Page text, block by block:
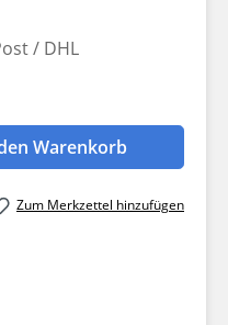
/ DHL
den
Warenkorb
Zum Merkzettel hinzufügen